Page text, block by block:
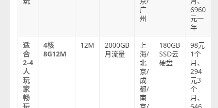
广
州
6960
元一
年
适
合
2-4
人
玩
家
畅
4核
8G12M
12M
2000GB
月流量
上
海/
北
京/
成
都/
南
180GB
SSD云
硬盘
98元
1个
月、
294
元3
个
月、